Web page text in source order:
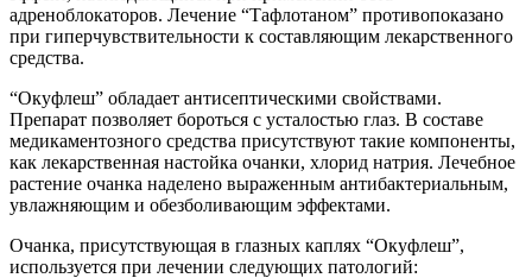
адреноблокаторов. Лечение “Тафлотаном” противопоказано
при гиперчувствительности к составляющим лекарственного
средства.
“Окуфлеш” обладает антисептическими свойствами.
Препарат позволяет бороться с усталостью глаз. В составе
медикаментозного средства присутствуют такие компоненты,
как лекарственная настойка очанки, хлорид натрия. Лечебное
растение очанка наделено выраженным антибактериальным,
увлажняющим и обезболивающим эффектами.
Очанка, присутствующая в глазных каплях “Окуфлеш”,
используется при лечении следующих патологий: